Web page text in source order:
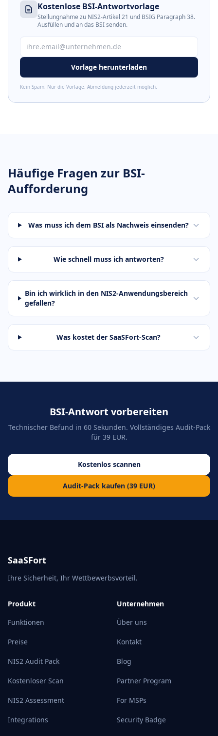
Kostenlose BSI-Antwortvorlage
Stellungnahme zu NIS2-Artikel 21 und BSIG Paragraph 38.
Ausfüllen und an das BSI senden.
Vorlage herunterladen
Kein Spam. Nur die Vorlage. Abmeldung jederzeit möglich.
Häufige Fragen zur BSI-
Aufforderung
Was muss ich dem BSI als Nachweis einsenden?
Wie schnell muss ich antworten?
Bin ich wirklich in den NIS2-Anwendungsbereich
gefallen?
Was kostet der SaaSFort-Scan?
BSI-Antwort vorbereiten
Technischer Befund in 60 Sekunden. Vollständiges Audit-Pack
für 39 EUR.
Kostenlos scannen
Audit-Pack kaufen (39 EUR)
SaaSFort
Ihre Sicherheit, Ihr Wettbewerbsvorteil.
Produkt
Funktionen
Preise
NIS2 Audit Pack
Kostenloser Scan
NIS2 Assessment
Integrations
Unternehmen
Über uns
Kontakt
Blog
Partner Program
For MSPs
Security Badge